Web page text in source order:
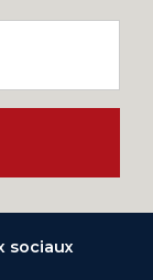
sociaux